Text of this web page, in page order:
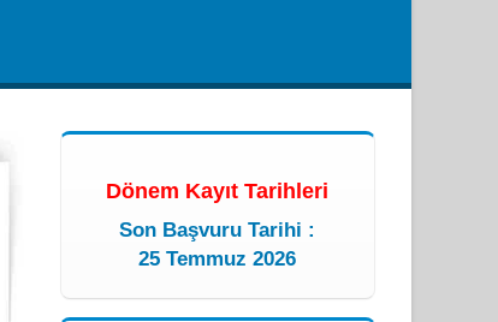
Dönem Kayıt Tarihleri
Son Başvuru Tarihi :
25 Temmuz 2026